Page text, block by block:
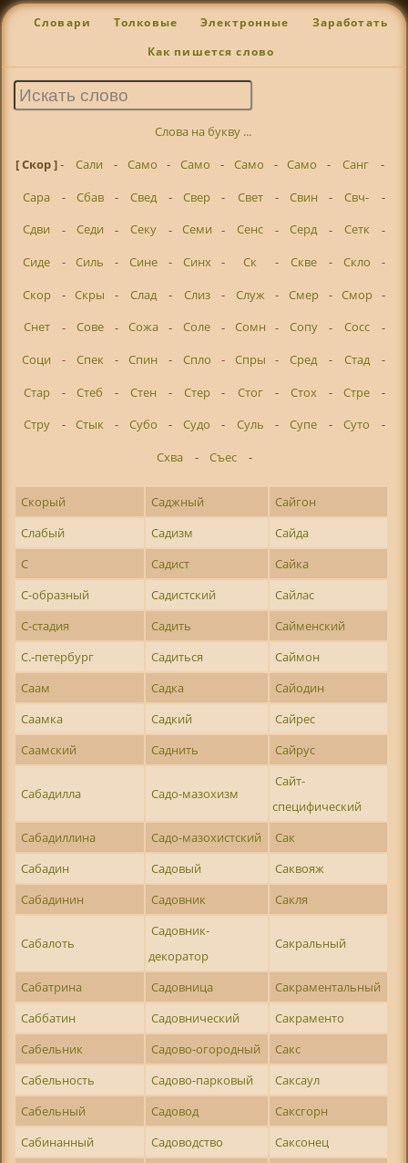
Словари Толковые Электронные Заработать
Как пишется слово
Слова на букву ...
[ Скор ]- Сали - Само - Само - Само - Само - Санг
-
Сара
- Сбав - Свед - Свер - Свет - Свин - Свч-
-
Сдви
- Седи - Секу - Семи - Сенс - Серд - Сетк
-
Сиде
- Силь - Сине - Синх - Ск - Скве - Скло
-
Скор
- Скры - Слад - Слиз - Служ - Смер - Смор -
Снет
- Сове - Сожа - Соле - Сомн - Сопу - Сосс
-
Соци
- Спек - Спин - Спло - Спры - Сред - Стад
-
Стар
- Стеб - Стен - Стер - Стог - Стох - Стре
-
Стру
- Стык - Субо - Судо - Суль - Супе - Суто
-
Схва
- Съес -
Скорый Саджный
Сайгон
Слабый
Садизм
Сайда
С
Садист
Сайка
С-образный
Садистский
Сайлас
С-стадия
Садить
Сайменский
С.-петербург
Садиться
Саймон
Саам
Садка
Сайодин
Саамка
Садкий
Сайрес
Саамский
Саднить Сайрус
Сабадилла Садо-мазохизм
Сайт-
специфический
Сабадиллина
Садо-мазохистский
Сак
Сабадин
Садовый
Саквояж
Сабадинин
Садовник Сакля
Сабалоть
Садовник-
декоратор
Сакральный
Сабатрина Садовница
Сакраментальный
Саббатин
Садовнический
Сакраменто
Сабельник
Садово-огородный
Сакс
Сабельность
Садово-парковый
Саксаул
Сабельный
Садовод
Саксгорн
Сабинанный
Садоводство
Саксонец